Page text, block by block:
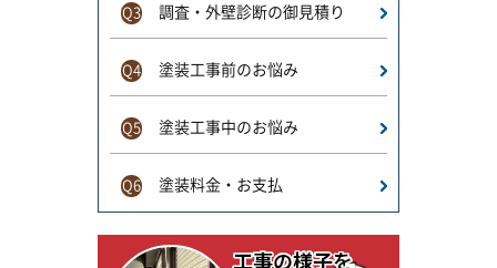
Q3 調査・外壁診断の御見積り
Q4 塗装工事前のお悩み
Q5 塗装工事中のお悩み
Q6 塗装料金・お支払